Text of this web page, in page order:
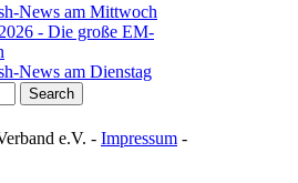
News am Mittwoch
- Die große EM-
News am Dienstag
Search
e.V. - Impressum -